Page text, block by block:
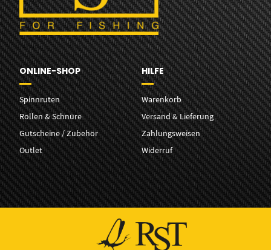
ONLINE-SHOP
Spinnruten
Rollen & Schnüre
Gutscheine / Zubehör
Outlet
HILFE
Warenkorb
Versand & Lieferung
Zahlungsweisen
Widerruf